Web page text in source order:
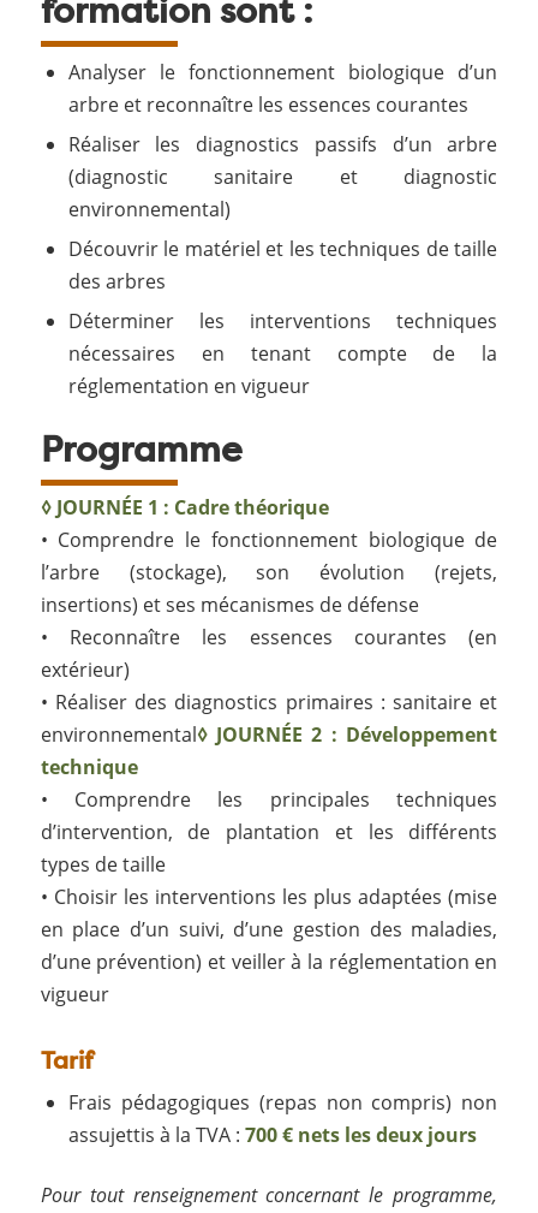
formation sont :
Analyser le fonctionnement biologique d’un
arbre et reconnaître les essences courantes
Réaliser les diagnostics passifs d’un arbre
(diagnostic sanitaire et diagnostic
environnemental)
Découvrir le matériel et les techniques de taille
des arbres
Déterminer les interventions techniques
nécessaires en tenant compte de la
réglementation en vigueur
Programme
◊ JOURNÉE 1 : Cadre théorique
• Comprendre le fonctionnement biologique de
l’arbre (stockage), son évolution (rejets,
insertions) et ses mécanismes de défense
• Reconnaître les essences courantes (en
extérieur)
• Réaliser des diagnostics primaires : sanitaire et
environnemental◊ JOURNÉE 2 : Développement
technique
• Comprendre les principales techniques
d’intervention, de plantation et les différents
types de taille
• Choisir les interventions les plus adaptées (mise
en place d’un suivi, d’une gestion des maladies,
d’une prévention) et veiller à la réglementation en
vigueur
Tarif
Frais pédagogiques (repas non compris) non
assujettis à la TVA : 700 € nets les deux jours
Pour tout renseignement concernant le programme,